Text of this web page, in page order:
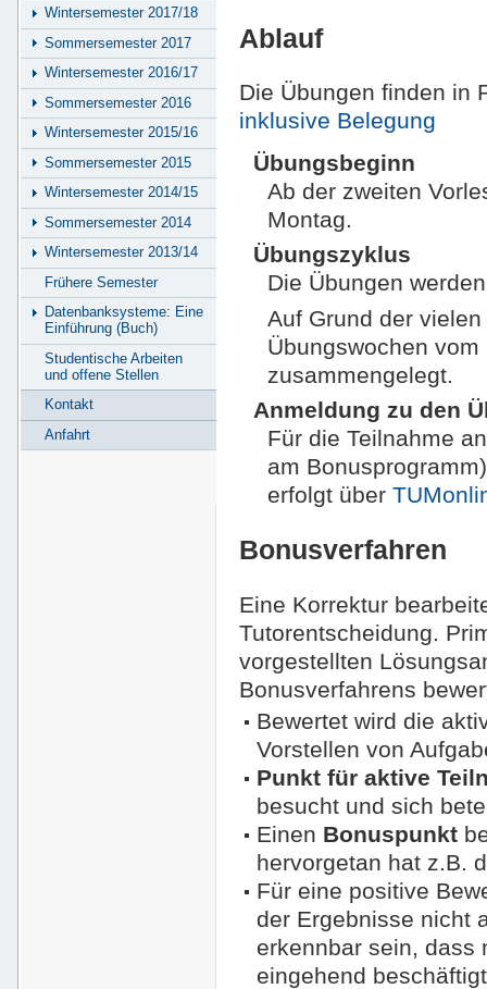
Ablauf
Die Übungen finden in
inklusive Belegung
Übungsbeginn
Ab der zweiten
Montag.
Übungszyklus
Die Übungen
Auf Grund der
Übungswochen
zusammengelegt.
Anmeldung zu den
Für die Teilnahme
am
erfolgt über
Bonusverfahren
Eine Korrektur
Tutorentscheidung.
vorgestellten
Bonusverfahrens
Bewertet wird die
Vorstellen von
Punkt für aktive
besucht und sich
Einen Bonuspunkt
hervorgetan hat z.B.
Für eine positive
der Ergebnisse nicht
erkennbar sein, dass
eingehend
Wintersemester 2017/18
Sommersemester 2017
Wintersemester 2016/17
Sommersemester 2016
Wintersemester 2015/16
Sommersemester 2015
Wintersemester 2014/15
Sommersemester 2014
Wintersemester 2013/14
Frühere Semester
Datenbanksysteme: Eine
Einführung (Buch)
Studentische Arbeiten
und offene Stellen
Kontakt
Anfahrt